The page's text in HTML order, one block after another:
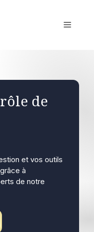
MENU
de
et vos outils
à
de notre